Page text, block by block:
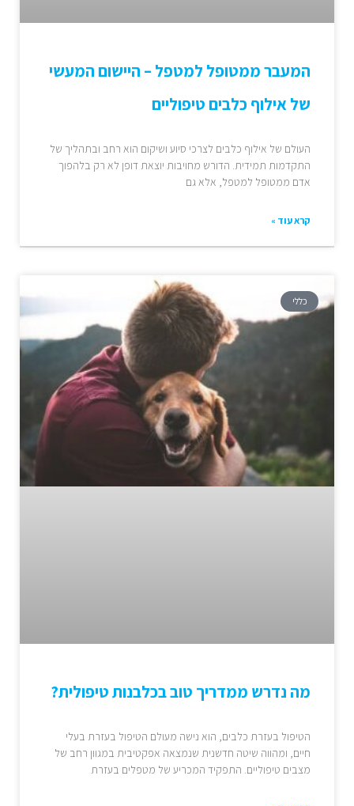
המעבר ממטופל למטפל – היישום המעשי
של אילוף כלבים טיפוליים
העולם של אילוף כלבים לצרכי סיוע ושיקום הוא רחב ובתהליך של
התקדמות תמידית. הדורש מחויבות יוצאת דופן לא רק בלהפוך
אדם ממטופל למטפל, אלא גם
קרא עוד »
כללי
מה נדרש ממדריך טוב בכלבנות טיפולית?
הטיפול בעזרת כלבים, הוא נישה מעולם הטיפול בעזרת בעלי
חיים, ומהווה שיטה חדשנית שנמצאה אפקטיבית במגוון רחב של
מצבים טיפוליים. התפקיד המכריע של מטפלים בעזרת